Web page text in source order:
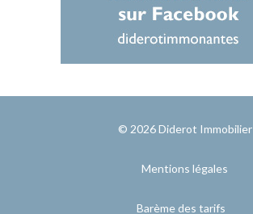
© 2026Diderot Immobilier
Mentions légales
Barème des tarifs